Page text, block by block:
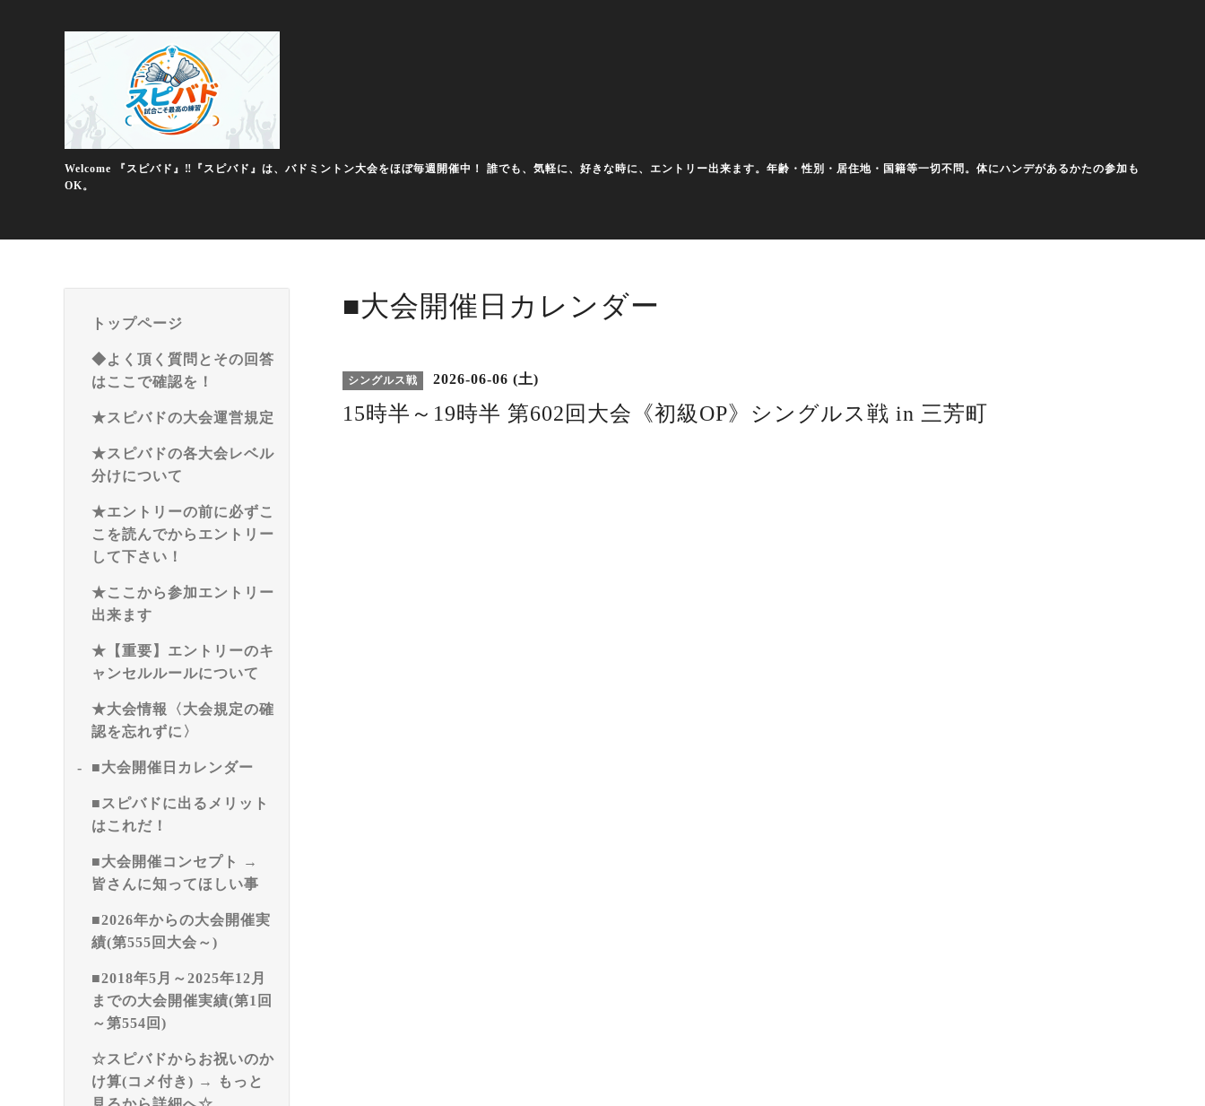
Welcome 『スピバド』‼️『スピバド』は、バドミントン大会をほぼ毎週開催中！ 誰でも、気軽に、好きな時に、エントリー出来ます。年齢・性別・居住地・国籍等一切不問。体にハンデがあるかたの参加も
OK。
トップページ
◆よく頂く質問とその回答
はここで確認を！
★スピバドの大会運営規定
★スピバドの各大会レベル
分けについて
★エントリーの前に必ずこ
こを読んでからエントリー
して下さい！
★ここから参加エントリー
出来ます
★【重要】エントリーのキ
ャンセルルールについて
★大会情報〈大会規定の確
認を忘れずに〉
■大会開催日カレンダー
■スピバドに出るメリット
はこれだ！
■大会開催コンセプト →
皆さんに知ってほしい事
■2026年からの大会開催実
績(第555回大会～)
■2018年5月～2025年12月
までの大会開催実績(第1回
～第554回)
☆スピバドからお祝いのか
け算(コメ付き) → もっと
■大会開催日カレンダー
シングルス戦 2026-06-06 (土)
15時半～19時半 第602回大会《初級OP》シングルス戦 in 三芳町